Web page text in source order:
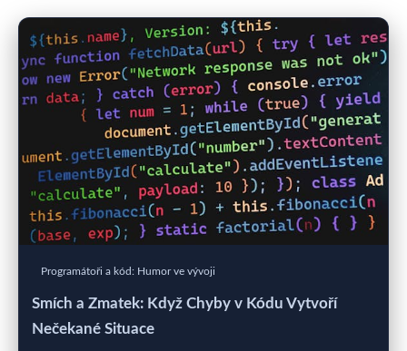
Programátoři a kód: Humor ve vývoji
Smích a Zmatek: Když Chyby v Kódu Vytvoří
Nečekané Situace